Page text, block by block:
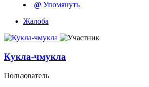
Упомянуть
Жалоба
Кукла-чмукла
Пользователь